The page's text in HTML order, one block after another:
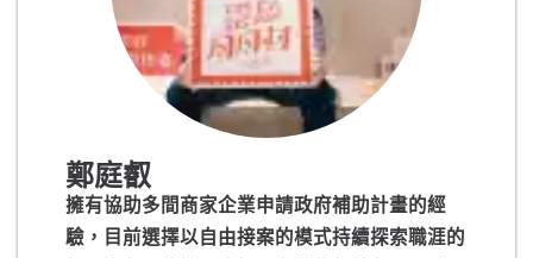
鄭庭叡
擁有協助多間商家企業申請政府補助計畫的經
驗，目前選擇以自由接案的模式持續探索職涯的